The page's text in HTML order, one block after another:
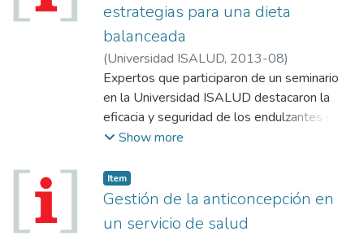
estrategias para una dieta
balanceada
(Universidad ISALUD, 2013-08)
Expertos que participaron de un seminario
en la Universidad ISALUD destacaron la
eficacia y seguridad de los endulzantes no
calóricos como estrategia para tener una
Show more
Item
Gestión de la anticoncepción en
un servicio de salud